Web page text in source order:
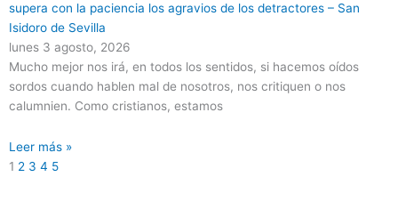
lunes 3 agosto, 2026
Mucho mejor nos irá, en todos los sentidos, si hacemos oídos
sordos cuando hablen mal de nosotros, nos critiquen o nos
calumnien. Como cristianos, estamos
Leer más »
1 2 3 4 5